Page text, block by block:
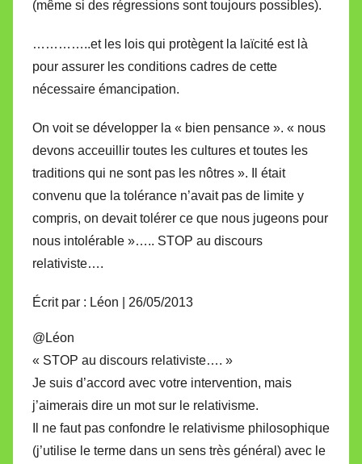
(même si des régressions sont toujours possibles).
…………..et les lois qui protègent la laïcité est là
pour assurer les conditions cadres de cette
nécessaire émancipation.
On voit se développer la « bien pensance ». « nous
devons acceuillir toutes les cultures et toutes les
traditions qui ne sont pas les nôtres ». Il était
convenu que la tolérance n’avait pas de limite y
compris, on devait tolérer ce que nous jugeons pour
nous intolérable »….. STOP au discours
relativiste….
Écrit par : Léon | 26/05/2013
@Léon
« STOP au discours relativiste…. »
Je suis d’accord avec votre intervention, mais
j’aimerais dire un mot sur le relativisme.
Il ne faut pas confondre le relativisme philosophique
(j’utilise le terme dans un sens très général) avec le